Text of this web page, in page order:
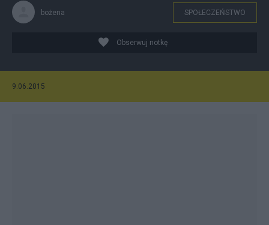
bożena SPOŁECZEŃSTWO
Obserwuj notkę
9.06.2015